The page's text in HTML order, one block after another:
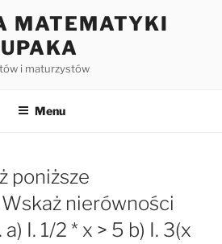
MATEMATYKI
i maturzystów
Menu
poniższe
nierówności
I. 1/2 * x > 5 b) I. 3(x